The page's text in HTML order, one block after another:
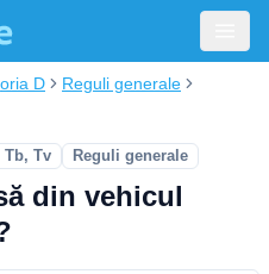
D
Reguli generale
Tb, Tv Reguli generale
din vehicul